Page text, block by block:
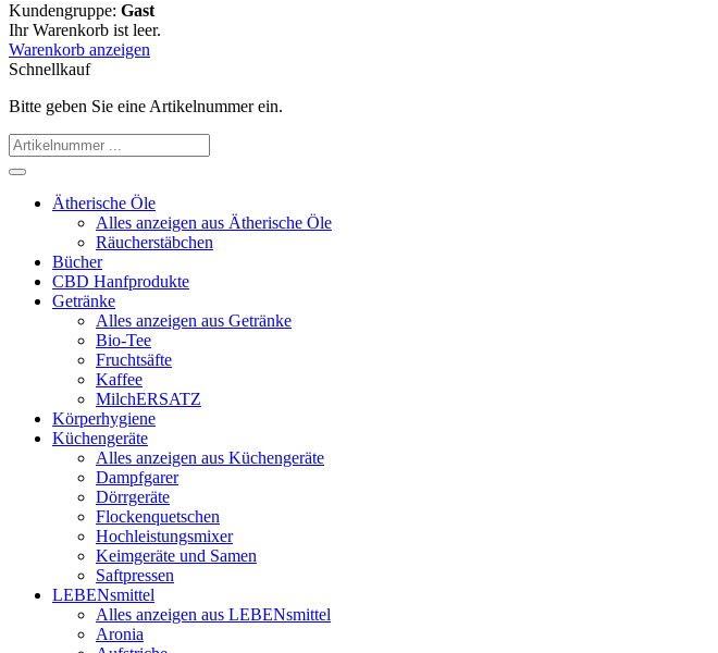
Kundengruppe: Gast
Ihr Warenkorb ist leer.
Warenkorb anzeigen
Schnellkauf
Bitte geben Sie eine Artikelnummer ein.
Ätherische Öle
Alles anzeigen aus Ätherische Öle
Räucherstäbchen
Bücher
CBD Hanfprodukte
Getränke
Alles anzeigen aus Getränke
Bio-Tee
Fruchtsäfte
Kaffee
MilchERSATZ
Körperhygiene
Küchengeräte
Alles anzeigen aus Küchengeräte
Dampfgarer
Dörrgeräte
Flockenquetschen
Hochleistungsmixer
Keimgeräte und Samen
Saftpressen
LEBENsmittel
Alles anzeigen aus LEBENsmittel
Aronia